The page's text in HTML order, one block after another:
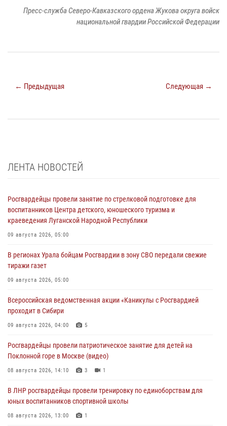
Пресс-служба Северо-Кавказского ордена Жукова округа войск
национальной гвардии Российской Федерации
← Предыдущая Следующая →
ЛЕНТА НОВОСТЕЙ
Росгвардейцы провели занятие по стрелковой подготовке для
воспитанников Центра детского, юношеского туризма и
краеведения Луганской Народной Республики
09 августа 2026, 05:00
В регионах Урала бойцам Росгвардии в зону СВО передали свежие
тиражи газет
09 августа 2026, 05:00
Всероссийская ведомственная акции «Каникулы с Росгвардией
проходит в Сибири
09 августа 2026, 04:00 5
Росгвардейцы провели патриотическое занятие для детей на
Поклонной горе в Москве (видео)
08 августа 2026, 14:10 3 1
В ЛНР росгвардейцы провели тренировку по единоборствам для
юных воспитанников спортивной школы
08 августа 2026, 13:00 1